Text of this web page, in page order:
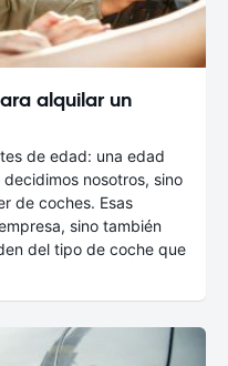
alquilar un
de edad: una edad
nosotros, sino
de coches. Esas
sino también
del tipo de coche que